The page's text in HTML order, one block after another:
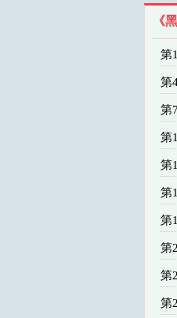
《
第
第
第
第
第
第
第
第
第
第